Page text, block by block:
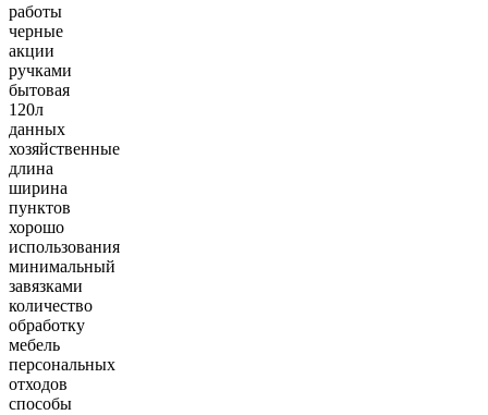
работы
черные
акции
ручками
бытовая
120л
данных
хозяйственные
длина
ширина
пунктов
хорошо
использования
минимальный
завязками
количество
обработку
мебель
персональных
отходов
способы